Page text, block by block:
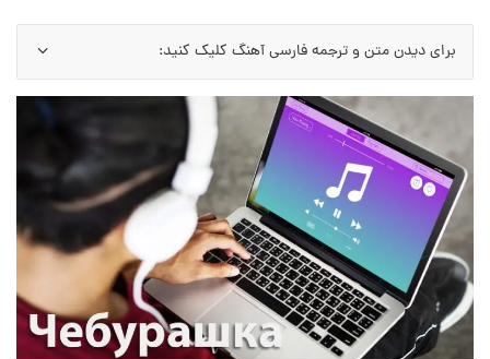
برای دیدن متن و ترجمه فارسی آهنگ کلیک کنید: